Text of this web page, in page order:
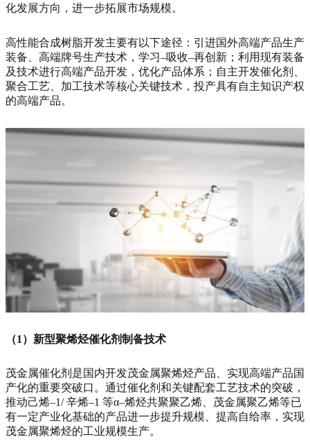
化发展方向，进一步拓展市场规模。
高性能合成树脂开发主要有以下途径：引进国外高端产品生产
装备、高端牌号生产技术，学习–吸收–再创新；利用现有装备
及技术进行高端产品开发，优化产品体系；自主开发催化剂、
聚合工艺、加工技术等核心关键技术，投产具有自主知识产权
的高端产品。
（1）新型聚烯烃催化剂制备技术
茂金属催化剂是国内开发茂金属聚烯烃产品、实现高端产品国
产化的重要突破口。通过催化剂和关键配套工艺技术的突破，
推动己烯–1/ 辛烯–1 等α–烯烃共聚聚乙烯、茂金属聚乙烯等已
有一定产业化基础的产品进一步提升规模、提高自给率，实现
茂金属聚烯烃的工业规模生产。